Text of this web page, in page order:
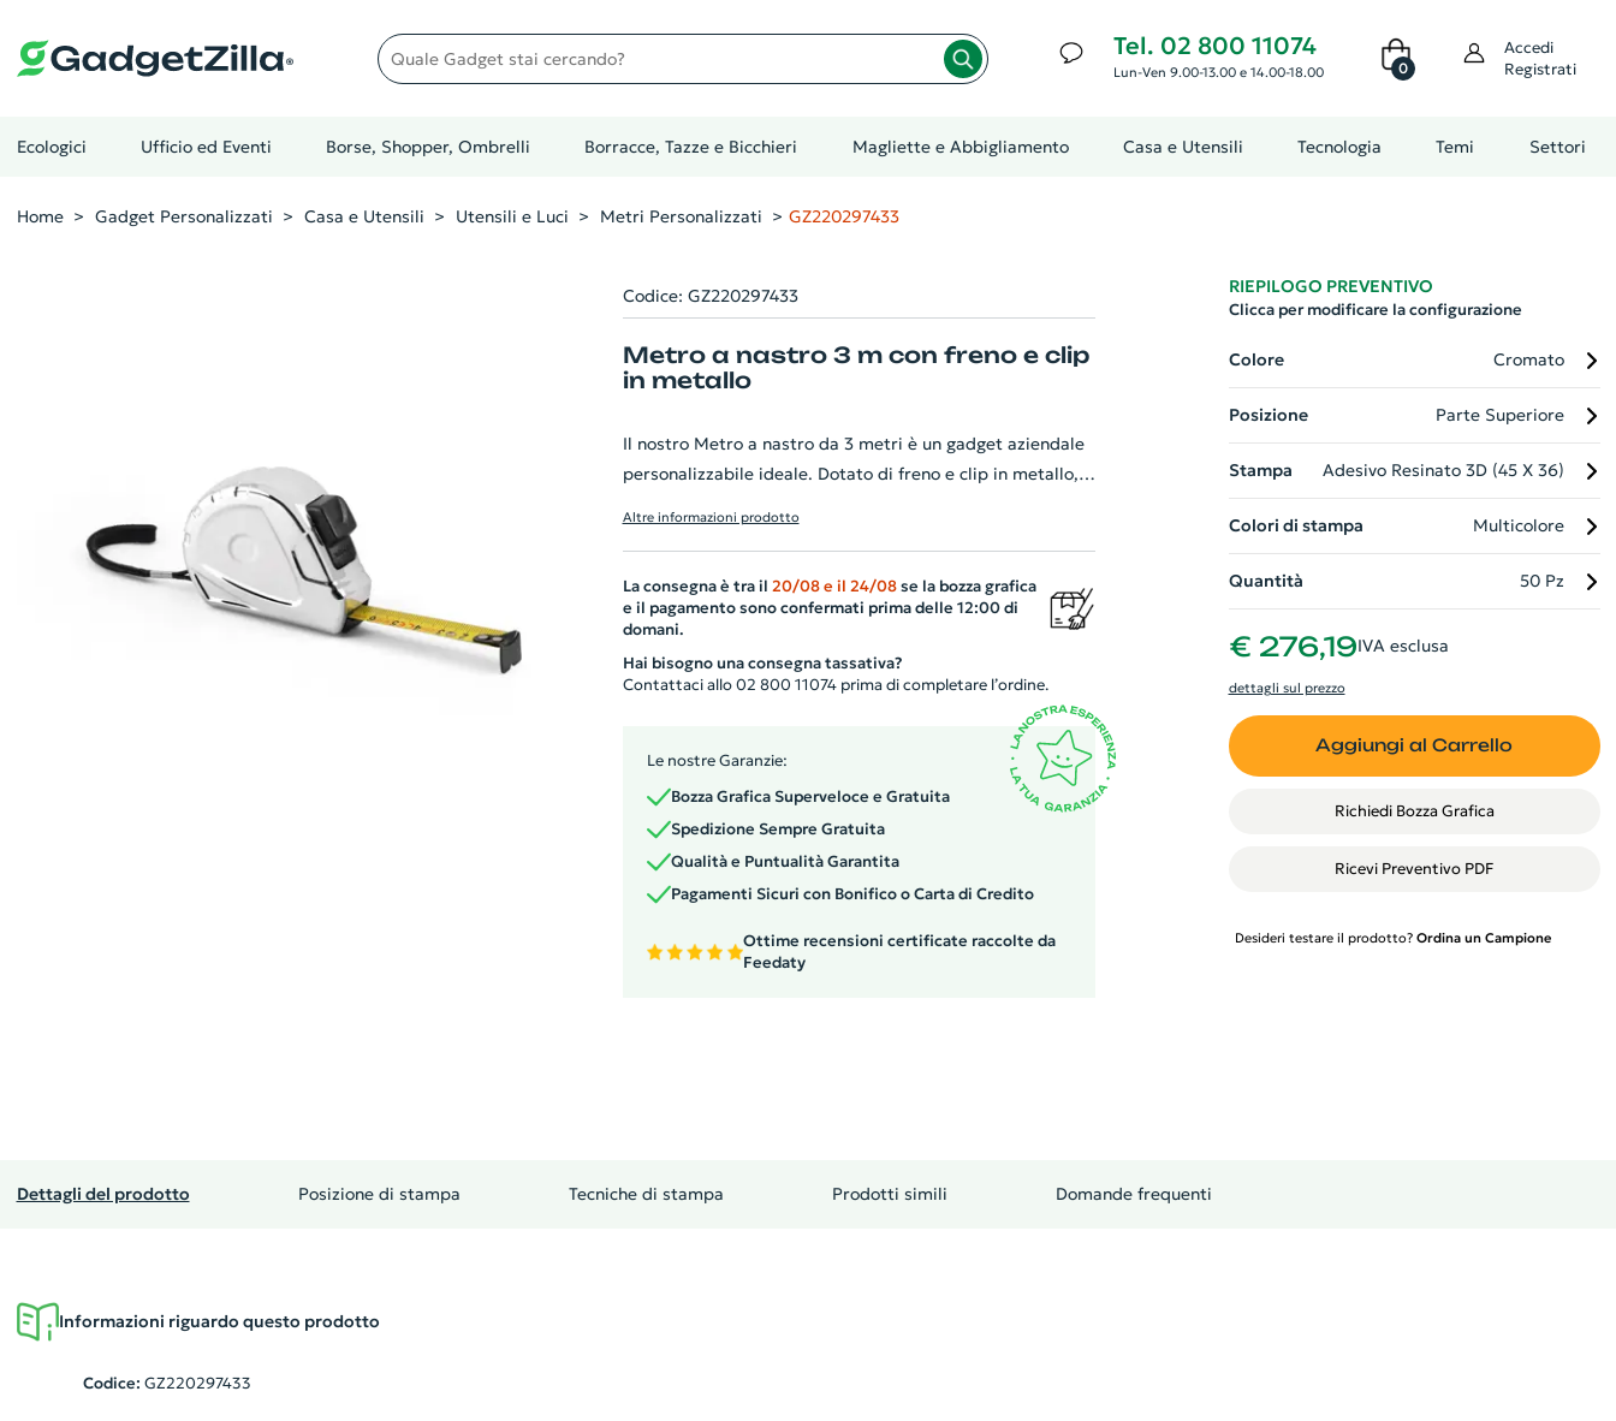
Quale gadget stai cercando? Tel. 02 800 11074
Lun-Ven 9.00-13.00 e 14.00-18.00 0
Accedi
Registrati
Ecologici Ufficio ed Eventi Borse, Shopper, Ombrelli Borracce, Tazze e Bicchieri Magliette e Abbigliamento Casa e Utensili Tecnologia Temi Settori
Home Gadget Personalizzati Casa e Utensili Utensili e Luci Metri Personalizzati GZ220297433
Codice: GZ220297433
Metro a nastro 3 m con freno e clip
in metallo
Il nostro Metro a nastro da 3 metri è un gadget aziendale
personalizzabile ideale. Dotato di freno e clip in metallo,
durata. Il nastro durevole e resistente del metro eleva la
praticità dell'uso. L'aggiunta di un clip in metallo permette
di fissarlo comodamente alla cintura. Migliora la tua
esperienza lavorativa con questo utensile affidabile e
Altre informazioni prodotto
La consegna è tra il 20/08 e il 24/08se la bozza grafica
e il pagamento sono confermati prima delle 12:00 di
domani.
Hai bisogno una consegna tassativa?
Contattaci allo 02 800 11074 prima di completare l’ordine.
Le nostre Garanzie:
Bozza Grafica Superveloce e Gratuita
Spedizione Sempre Gratuita
Qualità e Puntualità Garantita
Pagamenti Sicuri con Bonifico o Carta di Credito
Ottime recensioni certificate raccolte da
Feedaty
RIEPILOGO PREVENTIVO
Clicca per modificare la configurazione
Colore Cromato
Posizione Parte Superiore
Stampa Adesivo Resinato 3D (45 X 36)
Colori di stampa Multicolore
Quantità 50 Pz
€ 276,19IVA esclusa
dettagli sul prezzo
Aggiungi al Carrello
Richiedi Bozza Grafica
Ricevi Preventivo PDF
Desideri testare il prodotto? Ordina un Campione
Dettagli del prodotto Posizione di stampa Tecniche di stampa Prodotti simili Domande frequenti
Informazioni riguardo questo prodotto
Codice: GZ220297433